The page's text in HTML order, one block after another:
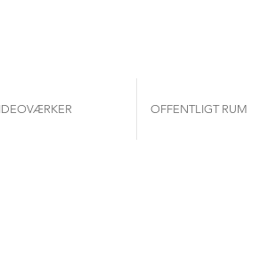
OFFENTLIGT RUM